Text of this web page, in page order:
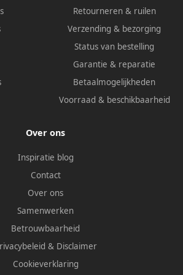
Retourneren & ruilen
Verzending & bezorging
Status van bestelling
Garantie & reparatie
Betaalmogelijkheden
Voorraad & beschikbaarheid
Over ons
Inspiratie blog
Contact
Over ons
Samenwerken
Betrouwbaarheid
& Disclaimer
Cookieverklaring